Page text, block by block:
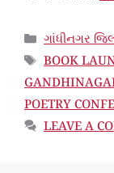
ગાંધીનગર
TAGS
BOOK
POETRY
LEAVE A